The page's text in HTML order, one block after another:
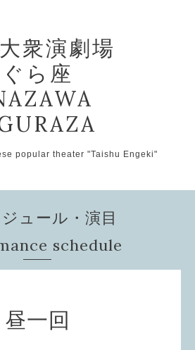
衆演劇場
ぐら座
popular theater "Taishu Engeki"
ジュール・演目
schedule
昼一回